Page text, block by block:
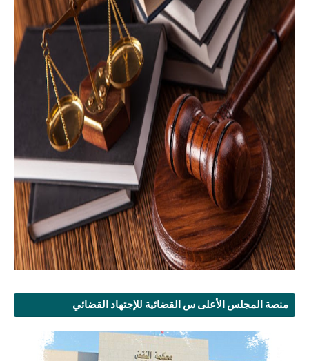
منصة المجلس الأعلى س القضائية للإجتهاد القضائي